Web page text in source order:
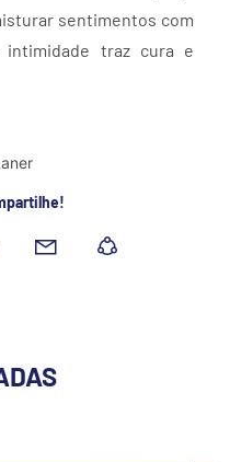
sentimentos com
intimidade traz cura e